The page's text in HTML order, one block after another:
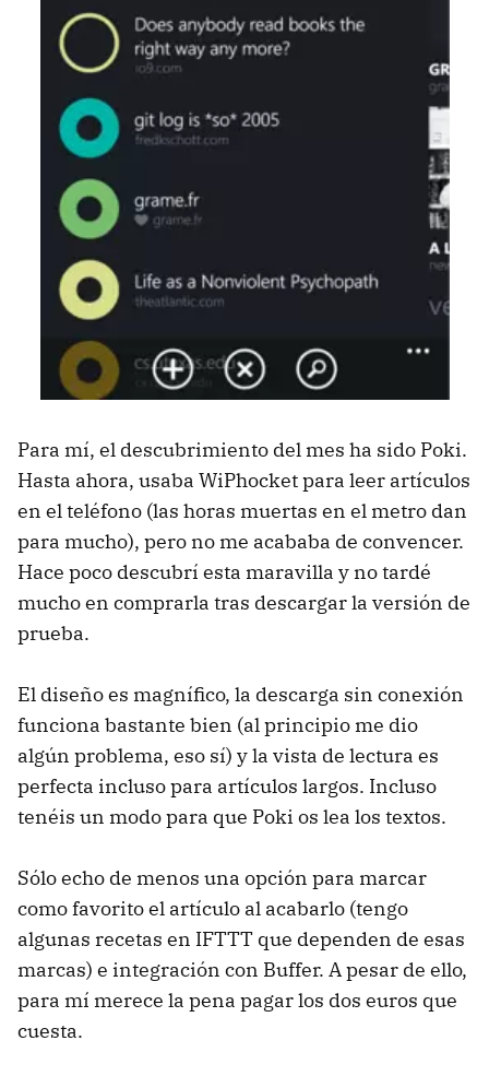
Para mí, el descubrimiento del mes ha sido Poki.
Hasta ahora, usaba WiPhocket para leer artículos
en el teléfono (las horas muertas en el metro dan
para mucho), pero no me acababa de convencer.
Hace poco descubrí esta maravilla y no tardé
mucho en comprarla tras descargar la versión de
prueba.
El diseño es magnífico, la descarga sin conexión
funciona bastante bien (al principio me dio
algún problema, eso sí) y la vista de lectura es
perfecta incluso para artículos largos. Incluso
tenéis un modo para que Poki os lea los textos.
Sólo echo de menos una opción para marcar
como favorito el artículo al acabarlo (tengo
algunas recetas en IFTTT que dependen de esas
marcas) e integración con Buffer. A pesar de ello,
para mí merece la pena pagar los dos euros que
cuesta.